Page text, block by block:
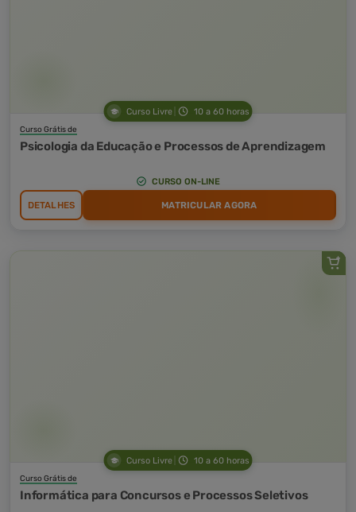
Curso Livre 10 a 60 horas
Curso Grátis de
Psicologia da Educação e Processos de Aprendizagem
CURSO ON-LINE
DETALHES MATRICULAR AGORA
Curso Livre 10 a 60 horas
Curso Grátis de
Informática para Concursos e Processos Seletivos